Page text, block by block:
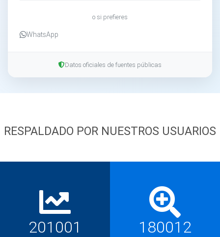
o si prefieres
WhatsApp
Datos oficiales de fuentes públicas
RESPALDADO POR NUESTROS USUARIOS
201001 180012